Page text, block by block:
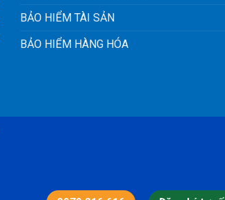
BẢO HIỂM TÀI SẢN
BẢO HIỂM HÀNG HÓA